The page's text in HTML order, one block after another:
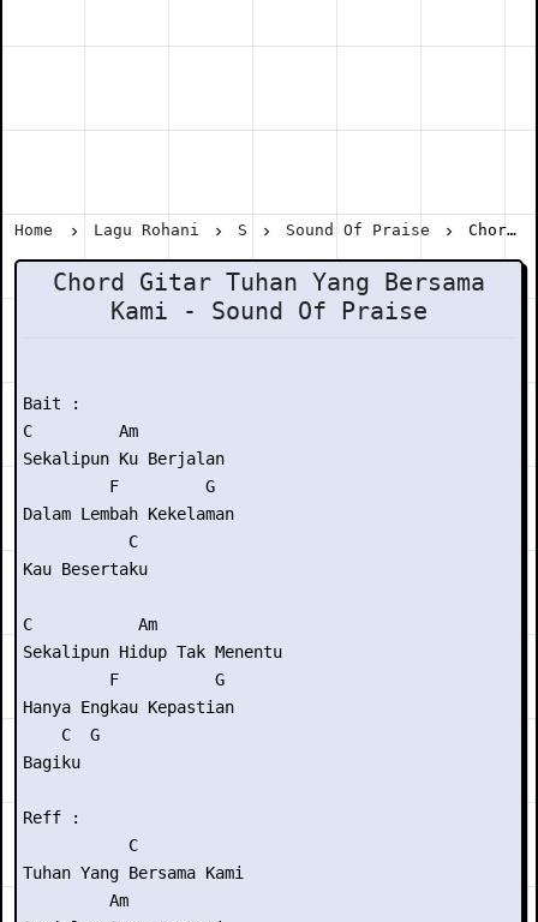
Home Lagu Rohani S Sound Of Praise Chord Gitar Tuhan Yang Bersama Kami - Sound Of Praise
Chord Gitar Tuhan Yang Bersama
Kami - Sound Of Praise
Bait :
C         Am
Sekalipun Ku Berjalan
         F         G
Dalam Lembah Kekelaman
           C
Kau Besertaku
C           Am
Sekalipun Hidup Tak Menentu
         F          G
Hanya Engkau Kepastian
    C  G
Bagiku
Reff :
           C
Tuhan Yang Bersama Kami
         Am